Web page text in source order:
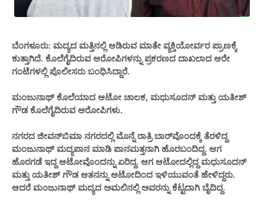
ಬೆಂಗಳೂರು: ಮದ್ಯದ ಮತ್ತಿನಲ್ಲಿ ಆಡಿರುವ ಮಾತೇ ವ್ಯಕ್ತಿಯೋರ್ವರ ಪ್ರಾಣಕ್ಕೆ
ಕುತ್ತಾಗಿದೆ. ಕೊಲೆಗೈದಿರುವ ಆರೋಪಿಗಳನ್ನು ಪ್ರಕರಣದ ದಾಖಲಾದ ಆರೇ
ಗಂಟೆಗಳಲ್ಲಿ ಪೊಲೀಸರು ಬಂಧಿಸಿದ್ದಾರೆ.
ಮಂಜುನಾಥ್ ಕೊಲೆಯಾದ ಆಟೋ ಚಾಲಕ, ಮಧುಸೂದನ್ ಮತ್ತು ಯತೀಶ್
ಗೌಡ ಕೊಲೆಗೈದಿರುವ ಆರೋಪಿಗಳು.
ನಗರದ ಜೀವನ್​ಬಿಮಾ ನಗರದಲ್ಲಿ ಮೊನ್ನೆ ರಾತ್ರಿ ಬಾರ್​ವೊಂದಕ್ಕೆ ತೆರಳಿದ್ದ
ಮಂಜುನಾಥ್ ಮದ್ಯಪಾನ ಮಾಡಿ ಪಾನಮತ್ತನಾಗಿ ಹೊರಬಂದಿದ್ದ. ಆಗ
ಹೊರಗಡೆ ಇದ್ದ ಆಟೋವೊಂದನ್ನು ಏರಿದ್ದ. ಆಗ ಆಟೋದಲ್ಲಿದ್ದ ಮಧುಸೂದನ್
ಮತ್ತು ಯತೀಶ್​ ಗೌಡ ಆತನನ್ನು ಆಟೋದಿಂದ ಇಳಿಯುವಂತೆ ಹೇಳಿದ್ದರು.
ಆದರೆ ಮಂಜುನಾಥ್ ಮದ್ಯದ ಅಮಲಿನಲ್ಲಿ ಅವರನ್ನು ಕೆಟ್ಟದಾಗಿ ಬೈದಿದ್ದ.